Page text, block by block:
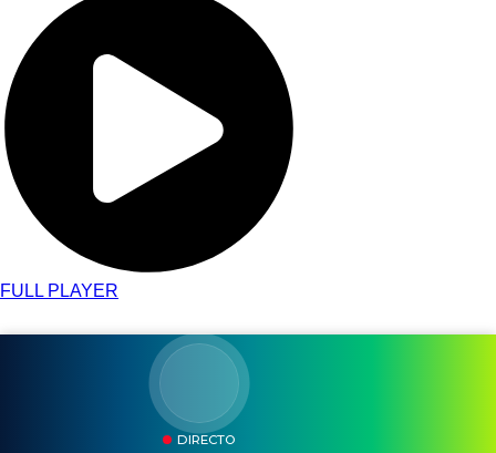
FULL PLAYER
DIRECTO